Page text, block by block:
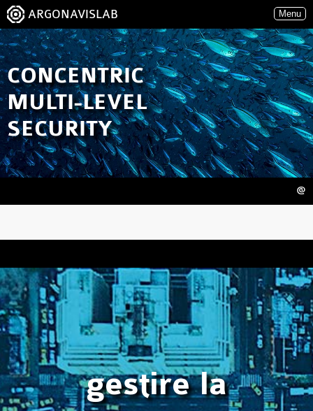
ARGONAVISLAB Menu
CONCENTRIC
MULTI-LEVEL
SECURITY
@
gestire la